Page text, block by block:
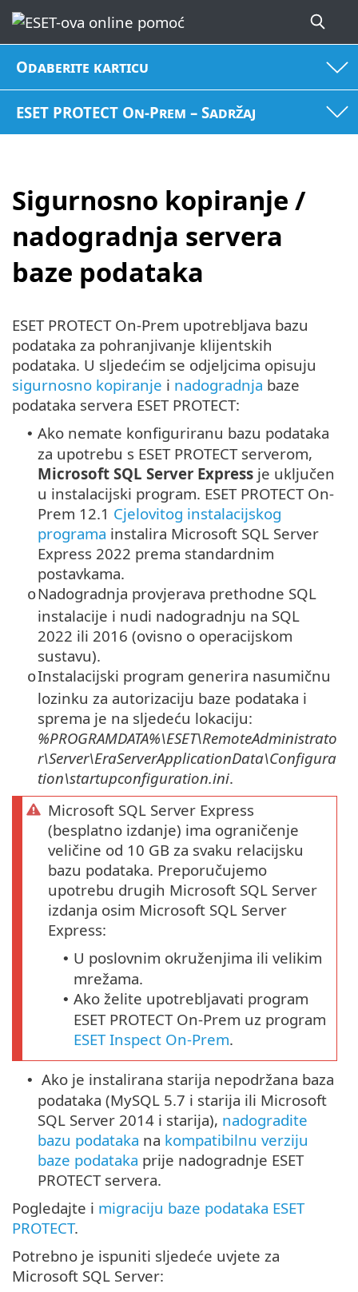
Odaberite karticu
ESET PROTECT On-Prem – Sadržaj
Sigurnosno kopiranje /
nadogradnja servera
baze podataka
ESET PROTECT On-Prem upotrebljava bazu
podataka za pohranjivanje klijentskih
podataka. U sljedećim se odjeljcima opisuju
sigurnosno kopiranje i nadogradnja baze
podataka servera ESET PROTECT:
• Ako nemate konfiguriranu bazu podataka
za upotrebu s ESET PROTECT serverom,
Microsoft SQL Server Express je uključen
u instalacijski program. ESET PROTECT On-
Prem 12.1 Cjelovitog instalacijskog
programa instalira Microsoft SQL Server
Express 2022 prema standardnim
postavkama.
oNadogradnja provjerava prethodne SQL
instalacije i nudi nadogradnju na SQL
2022 ili 2016 (ovisno o operacijskom
sustavu).
oInstalacijski program generira nasumičnu
lozinku za autorizaciju baze podataka i
sprema je na sljedeću lokaciju:
%PROGRAMDATA%\ESET\RemoteAdministrato
r\Server\EraServerApplicationData\Configura
tion\startupconfiguration.ini.
Microsoft SQL Server Express
(besplatno izdanje) ima ograničenje
veličine od 10 GB za svaku relacijsku
bazu podataka. Preporučujemo
upotrebu drugih Microsoft SQL Server
izdanja osim Microsoft SQL Server
Express:
• U poslovnim okruženjima ili velikim
mrežama.
• Ako želite upotrebljavati program
ESET PROTECT On-Prem uz program
ESET Inspect On-Prem.
• Ako je instalirana starija nepodržana baza
podataka (MySQL 5.7 i starija ili Microsoft
SQL Server 2014 i starija), nadogradite
bazu podataka na kompatibilnu verziju
baze podataka prije nadogradnje ESET
PROTECT servera.
Pogledajte i migraciju baze podataka ESET
PROTECT.
Potrebno je ispuniti sljedeće uvjete za
Microsoft SQL Server: